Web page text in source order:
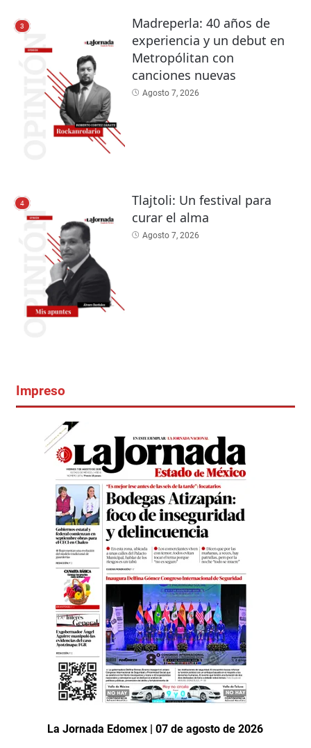
3
Madreperla: 40 años de
experiencia y un debut en
Metropólitan con
canciones nuevas
Agosto 7, 2026
4
Tlajtoli: Un festival para
curar el alma
Agosto 7, 2026
Impreso
La Jornada Edomex | 07 de agosto de 2026